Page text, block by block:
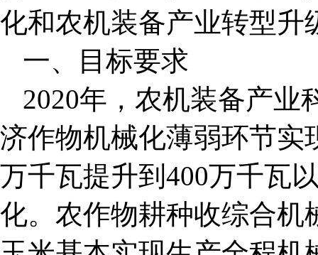
化和农机装备产业转型升
一、目标要求
2020年，农机装备产业
济作物机械化薄弱环节实
万千瓦提升到400万千瓦
化。农作物耕种收综合机